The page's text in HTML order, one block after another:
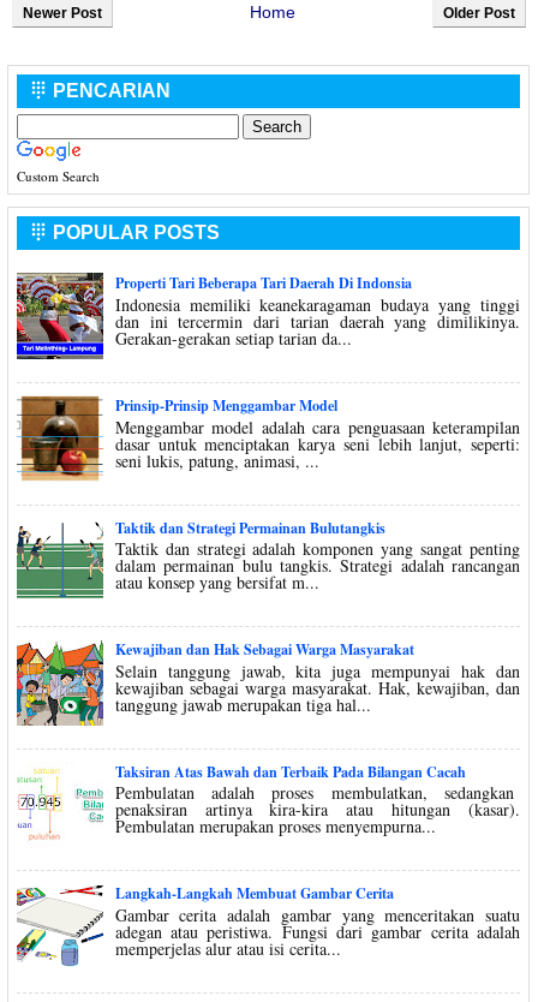
Newer Post Older Post
Home
 PENCARIAN
Custom Search
 POPULAR POSTS
Properti Tari Beberapa Tari Daerah Di Indonsia
Indonesia memiliki keanekaragaman budaya yang tinggi
dan ini tercermin dari tarian daerah yang dimilikinya.
Gerakan-gerakan setiap tarian da...
Prinsip-Prinsip Menggambar Model
Menggambar model adalah cara penguasaan keterampilan
dasar untuk menciptakan karya seni lebih lanjut, seperti:
seni lukis, patung, animasi, ...
Taktik dan Strategi Permainan Bulutangkis
Taktik dan strategi adalah komponen yang sangat penting
dalam permainan bulu tangkis. Strategi adalah rancangan
atau konsep yang bersifat m...
Kewajiban dan Hak Sebagai Warga Masyarakat
Selain tanggung jawab, kita juga mempunyai hak dan
kewajiban sebagai warga masyarakat. Hak, kewajiban, dan
tanggung jawab merupakan tiga hal...
Taksiran Atas Bawah dan Terbaik Pada Bilangan Cacah
Pembulatan adalah proses membulatkan, sedangkan
penaksiran artinya kira-kira atau hitungan (kasar).
Pembulatan merupakan proses menyempurna...
Langkah-Langkah Membuat Gambar Cerita
Gambar cerita adalah gambar yang menceritakan suatu
adegan atau peristiwa. Fungsi dari gambar cerita adalah
memperjelas alur atau isi cerita...